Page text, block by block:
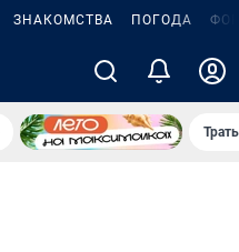
ЗНАКОМСТВА ПОГОДА